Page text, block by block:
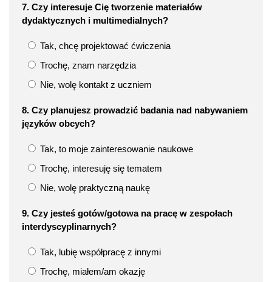
7. Czy interesuje Cię tworzenie materiałów
dydaktycznych i multimedialnych?
Tak, chcę projektować ćwiczenia
Trochę, znam narzędzia
Nie, wolę kontakt z uczniem
8. Czy planujesz prowadzić badania nad nabywaniem
języków obcych?
Tak, to moje zainteresowanie naukowe
Trochę, interesuję się tematem
Nie, wolę praktyczną naukę
9. Czy jesteś gotów/gotowa na pracę w zespołach
interdyscyplinarnych?
Tak, lubię współpracę z innymi
Trochę, miałem/am okazję